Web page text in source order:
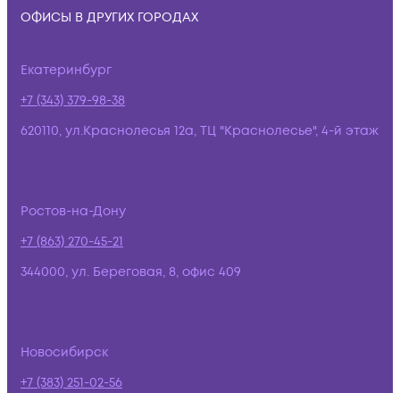
ОФИСЫ В ДРУГИХ ГОРОДАХ
Екатеринбург
+7 (343) 379-98-38
620110, ул.Краснолесья 12а, ТЦ "Краснолесье", 4-й этаж
Ростов-на-Дону
+7 (863) 270-45-21
344000, ул. Береговая, 8, офис 409
Новосибирск
+7 (383) 251-02-56